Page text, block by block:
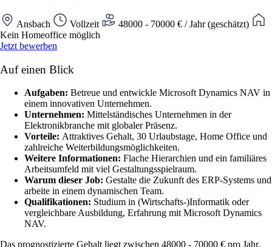
Ansbach Vollzeit
48000 - 70000 € / Jahr (geschätzt)
Kein Homeoffice möglich
Jetzt bewerben
Auf einen Blick
Aufgaben: Betreue und entwickle Microsoft Dynamics NAV in
einem innovativen Unternehmen.
Unternehmen: Mittelständisches Unternehmen in der
Elektronikbranche mit globaler Präsenz.
Vorteile: Attraktives Gehalt, 30 Urlaubstage, Home Office und
zahlreiche Weiterbildungsmöglichkeiten.
Weitere Informationen: Flache Hierarchien und ein familiäres
Arbeitsumfeld mit viel Gestaltungsspielraum.
Warum dieser Job: Gestalte die Zukunft des ERP-Systems und
arbeite in einem dynamischen Team.
Qualifikationen: Studium in (Wirtschafts-)Informatik oder
vergleichbare Ausbildung, Erfahrung mit Microsoft Dynamics
NAV.
Das prognostizierte Gehalt liegt zwischen 48000 - 70000 € pro Jahr.